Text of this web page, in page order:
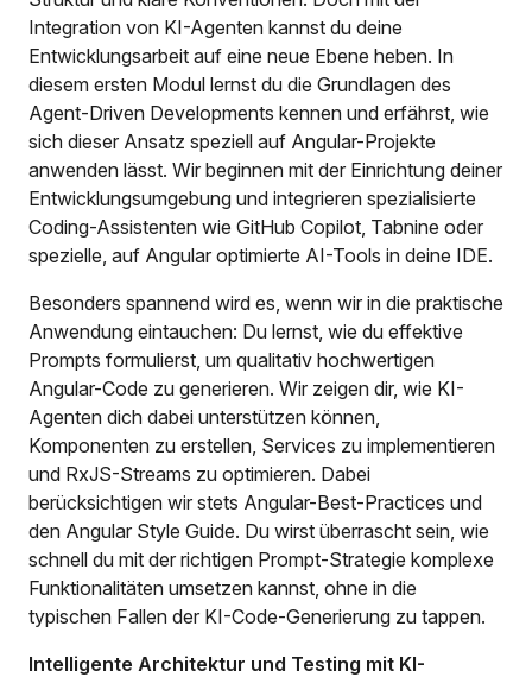
Integration von KI-Agenten kannst du deine
Entwicklungsarbeit auf eine neue Ebene heben. In
diesem ersten Modul lernst du die Grundlagen des
Agent-Driven Developments kennen und erfährst, wie
sich dieser Ansatz speziell auf Angular-Projekte
anwenden lässt. Wir beginnen mit der Einrichtung deiner
Entwicklungsumgebung und integrieren spezialisierte
Coding-Assistenten wie GitHub Copilot, Tabnine oder
spezielle, auf Angular optimierte AI-Tools in deine IDE.
Besonders spannend wird es, wenn wir in die praktische
Anwendung eintauchen: Du lernst, wie du effektive
Prompts formulierst, um qualitativ hochwertigen
Angular-Code zu generieren. Wir zeigen dir, wie KI-
Agenten dich dabei unterstützen können,
Komponenten zu erstellen, Services zu implementieren
und RxJS-Streams zu optimieren. Dabei
berücksichtigen wir stets Angular-Best-Practices und
den Angular Style Guide. Du wirst überrascht sein, wie
schnell du mit der richtigen Prompt-Strategie komplexe
Funktionalitäten umsetzen kannst, ohne in die
typischen Fallen der KI-Code-Generierung zu tappen.
Intelligente Architektur und Testing mit KI-